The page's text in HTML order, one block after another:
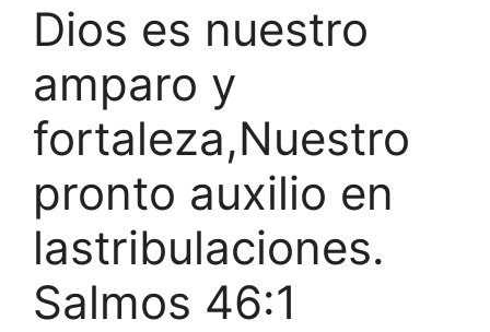
Dios es nuestro
amparo y
fortaleza,Nuestro
pronto auxilio en
lastribulaciones.
Salmos 46:1